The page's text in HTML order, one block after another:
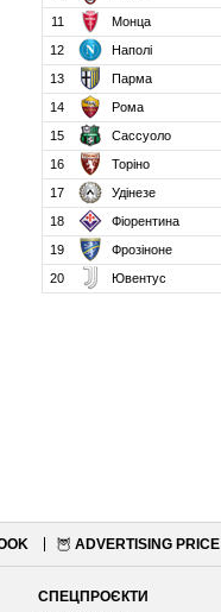
11
Монца
12
Наполі
13
Парма
14
Рома
15
Сассуоло
16
Торіно
17
Удінезе
18
Фіорентина
19
Фрозіноне
20
Ювентус
🦉 ADVERTISING PRICE
СПЕЦПРОЄКТИ